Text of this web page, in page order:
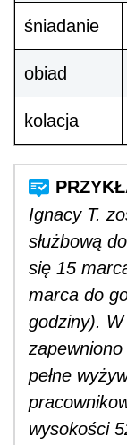
śniadanie
obiad
kolacja
Ignacy T.
służbową
się 15
marca do
godziny).
pełne
wysokości